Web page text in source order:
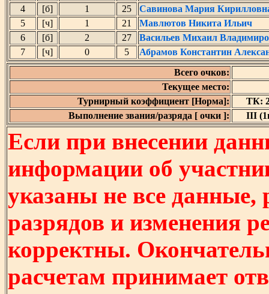
4
[б] 1 25
Савинова Мария
5
[ч] 1 21
Мавлютов Никита Ильич
6
[б] 2 27
Васильев Михаил
7
[ч] 0 5
Абрамов Константин
Всего очков:
Текущее место:
Турнирный коэффициент [Норма]:
ТК:
Выполнение звания/разряда [ очки ]:
III
Если при внесении
информации об
указаны не все
разрядов и изменения
корректны.
расчетам принимает